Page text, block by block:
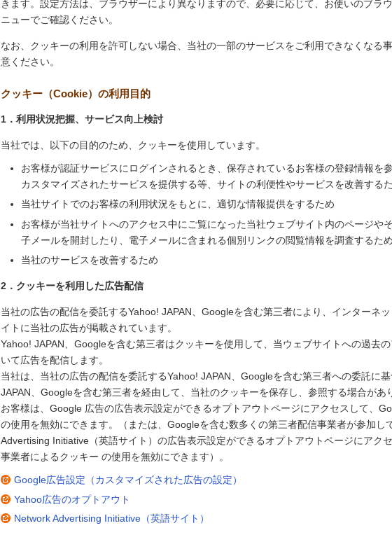
きます。設定方法は、ブラウザーにより異なりますので、必要に応じて、お使いのブラ
ニューでご確認ください。
なお、クッキーの利用を許可しない場合、当社の一部のサービスをご利用できなくなる
意ください。
クッキー（Cookie）の利用目的
1．利用状況把握、サービス向上検討
当社では、以下の目的のため、クッキーを使用しています。
お客様が認証サービスにログインされるとき、保存されているお客様の登録情報を
カスタマイズされたサービスを提供する等、サイトの利便性やサービスを改善する
当社サイトでのお客様の利用状況をもとに、適切な情報提供をするため
お客様が当社サイトへのアクセス中にご覧になった当社ウェブサイト内のページや
子メールを開封したり、電子メールに含まれる個別リンクの閲覧情報を調査するため
当社のサービスを改善するため
2．クッキーを利用した広告配信
当社の広告の配信を委託するYahoo! JAPAN、Googleを含む第三者により、インターネ
イトに当社の広告が掲載されています。
Yahoo! JAPAN、Googleを含む第三者はクッキーを使用して、当ウェブサイトへの過去
いて広告を配信します。
当社は、当社の広告の配信を委託するYahoo! JAPAN、Googleを含む第三者への委託に
JAPAN、Googleを含む第三者を経由して、当社のクッキーを保存し、参照する場合があ
お客様は、Google 広告の広告表示設定ができるオプトアウトページにアクセスして、
の使用を無効にできます。（または、Googleを含む数多くの第三者配信事業者が参加し
Advertising Initiative（英語サイト）の広告表示設定ができるオプトアウトページにアク
事業者によるクッキー の使用を無効にできます）。
Google広告設定（カスタマイズされた広告の設定）
Yahoo広告のオプトアウト
Network Advertising Initiative（英語サイト）